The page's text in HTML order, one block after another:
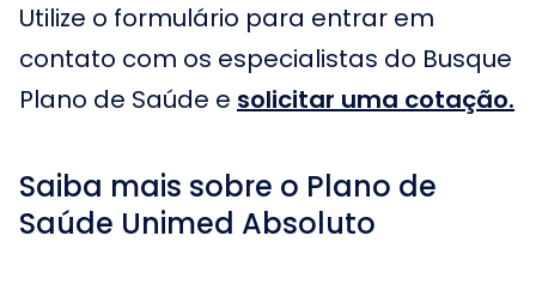
Utilize o formulário para entrar em
contato com os especialistas do Busque
Plano de Saúde e solicitar uma cotação.
Saiba mais sobre o Plano de
Saúde Unimed Absoluto